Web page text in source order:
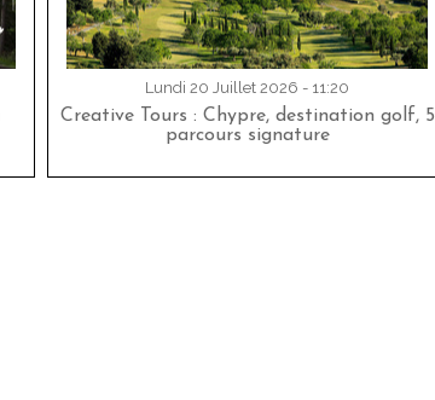
Lundi 20 Juillet 2026 - 11:20
Creative Tours : Chypre, destination golf, 5
parcours signature